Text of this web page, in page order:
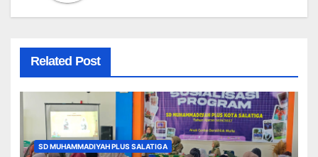
Related Post
SD MUHAMMADIYAH PLUS SALATIGA